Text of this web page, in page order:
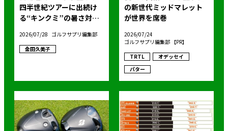
四半世紀ツアーに出続け
る“キンクミ”の暑さ対策
2026/07/28 ゴルフサプリ編集部
金田久美子
の新世代ミッドマレット
が世界を席巻
2026/07/24
ゴルフサプリ編集部 【PR】
TRTL
オデッセイ
パター